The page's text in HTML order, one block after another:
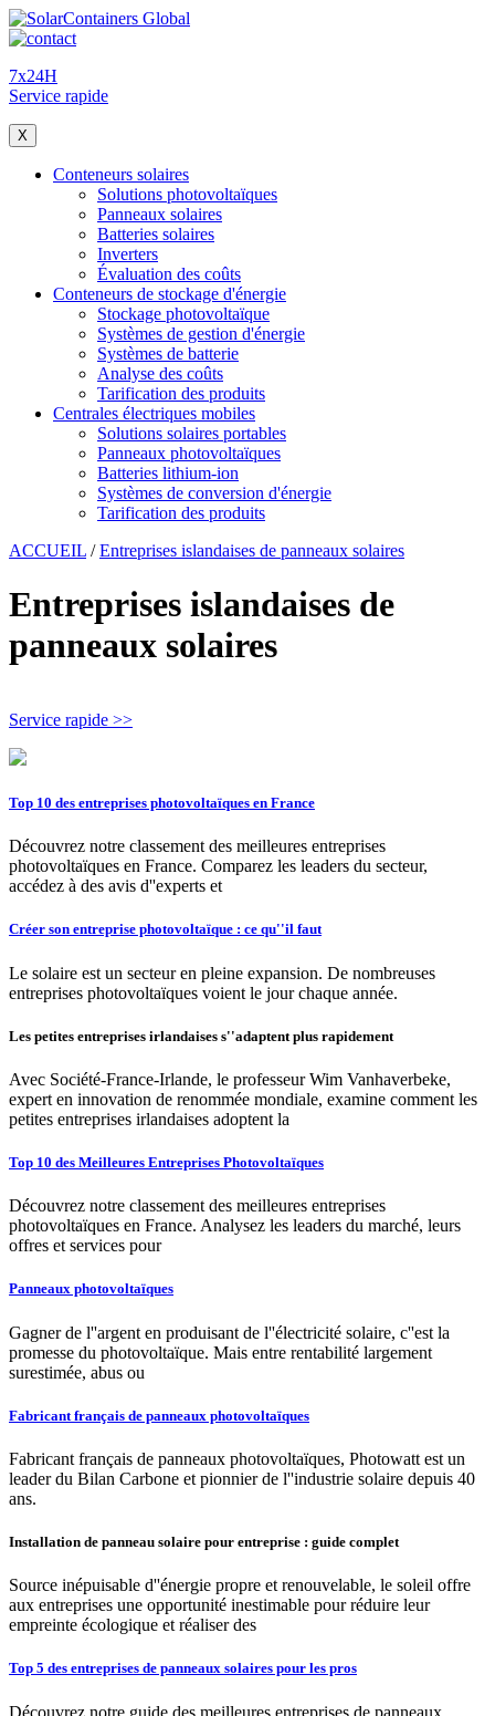
7x24H
Service rapide
X
Conteneurs solaires
Solutions photovoltaïques
Panneaux solaires
Batteries solaires
Inverters
Évaluation des coûts
Conteneurs de stockage d'énergie
Stockage photovoltaïque
Systèmes de gestion d'énergie
Systèmes de batterie
Analyse des coûts
Tarification des produits
Centrales électriques mobiles
Solutions solaires portables
Panneaux photovoltaïques
Batteries lithium-ion
Systèmes de conversion d'énergie
Tarification des produits
ACCUEIL /Entreprises islandaises de panneaux solaires
Entreprises islandaises de
panneaux solaires
Service rapide >>
Top 10 des entreprises photovoltaïques en France
Découvrez notre classement des meilleures entreprises
photovoltaïques en France. Comparez les leaders du secteur,
accédez à des avis d''experts et
Créer son entreprise photovoltaïque : ce qu''il faut
Le solaire est un secteur en pleine expansion. De nombreuses
entreprises photovoltaïques voient le jour chaque année.
Les petites entreprises irlandaises s''adaptent plus rapidement
Avec Société-France-Irlande, le professeur Wim Vanhaverbeke,
expert en innovation de renommée mondiale, examine comment les
petites entreprises irlandaises adoptent la
Top 10 des Meilleures Entreprises Photovoltaïques
Découvrez notre classement des meilleures entreprises
photovoltaïques en France. Analysez les leaders du marché, leurs
offres et services pour
Panneaux photovoltaïques
Gagner de l''argent en produisant de l''électricité solaire, c''est la
promesse du photovoltaïque. Mais entre rentabilité largement
surestimée, abus ou
Fabricant français de panneaux photovoltaïques
Fabricant français de panneaux photovoltaïques, Photowatt est un
leader du Bilan Carbone et pionnier de l''industrie solaire depuis 40
ans.
Installation de panneau solaire pour entreprise : guide complet
Source inépuisable d''énergie propre et renouvelable, le soleil offre
aux entreprises une opportunité inestimable pour réduire leur
empreinte écologique et réaliser des
Top 5 des entreprises de panneaux solaires pour les pros
Découvrez notre guide des meilleures entreprises de panneaux